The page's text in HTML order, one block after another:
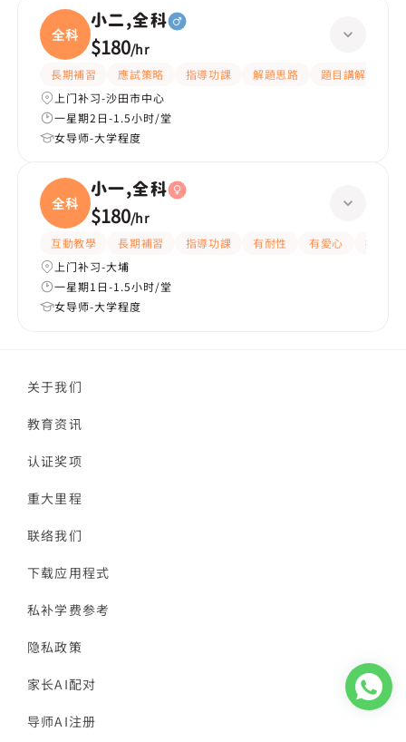
全科
小二,全科
$180/hr
長期補習 應試策略 指導功課 解題思路 題目講解
上门补习-沙田市中心
一星期2日-1.5小时/堂
女导师-大学程度
全科
小一,全科
$180/hr
互動教學 長期補習 指導功課 有耐性 有愛心
提供練
上门补习-大埔
一星期1日-1.5小时/堂
女导师-大学程度
关于我们
教育资讯
认证奖项
重大里程
联络我们
下载应用程式
私补学费参考
隐私政策
家长AI配对
导师AI注册